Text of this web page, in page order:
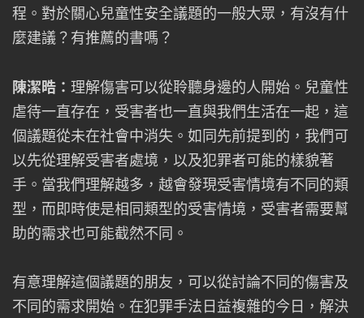
程。對於關心兒童性安全議題的一般大眾，有沒有什
麼建議？有推薦的書嗎？
陳潔晧： 理解傷害可以從聆聽身邊的人開始。兒童性
虐待一直存在，受害者也一直與我們生活在一起，這
個議題從未在社會中消失。如同先前提到的，我們可
以先從理解受害者處境，以及犯罪者可能的樣貌著
手。當我們理解越多，越會發現受害情境有不同的類
型，而即時使是相同類型的受害情境，受害者需要幫
助的需求也可能截然不同。
有意理解這個議題的朋友，可以從討論不同的傷害及
不同的需求開始。在犯罪手法日益複雜的今日，解決